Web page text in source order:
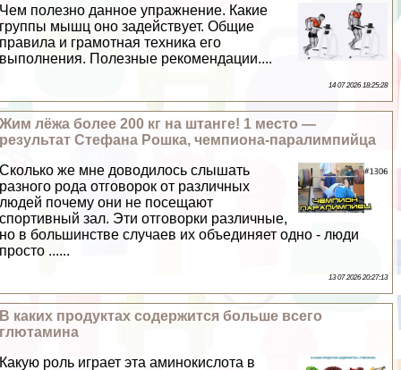
Чем полезно данное упражнение. Какие
группы мышц оно задействует. Общие
правила и грамотная техника его
выполнения. Полезные рекомендации....
14 07 2026 18:25:28
Жим лёжа более 200 кг на штанге! 1 место —
результат Стефана Рошка, чемпиона-паралимпийца
Сколько же мне доводилось слышать
разного рода отговорок от различных
людей почему они не посещают
спортивный зал. Эти отговорки различные,
но в большинстве случаев их объединяет одно - люди
просто ......
13 07 2026 20:27:13
В каких продуктах содержится больше всего
глютамина
Какую роль играет эта аминокислота в